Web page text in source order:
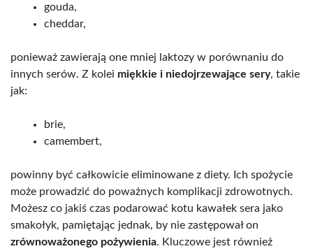
gouda,
cheddar,
ponieważ zawierają one mniej laktozy w porównaniu do
innych serów. Z kolei miękkie i niedojrzewające sery, takie
jak:
brie,
camembert,
powinny być całkowicie eliminowane z diety. Ich spożycie
może prowadzić do poważnych komplikacji zdrowotnych.
Możesz co jakiś czas podarować kotu kawałek sera jako
smakołyk, pamiętając jednak, by nie zastępował on
zrównoważonego pożywienia. Kluczowe jest również